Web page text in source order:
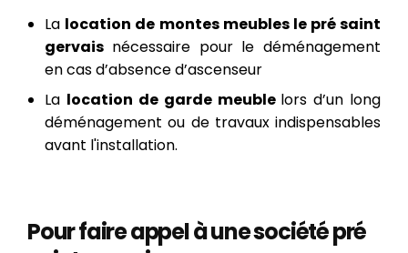
La location de montes meubles le pré saint
gervais nécessaire pour le déménagement
en cas d’absence d’ascenseur
La location de garde meuble lors d’un long
déménagement ou de travaux indispensables
avant l'installation.
Pour faire appel à une société pré